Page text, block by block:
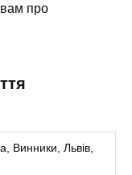
вам про
Винники, Львів,